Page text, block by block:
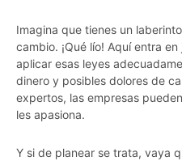
Imagina que tienes un
cambio. ¡Qué lío! Aquí entra
aplicar esas leyes
dinero y posibles dolores de
expertos, las empresas
les apasiona.
Y si de planear se trata, vaya